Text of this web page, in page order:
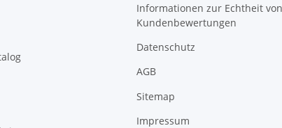
Informationen zur Echtheit von
Kundenbewertungen
Datenschutz
AGB
Sitemap
Impressum